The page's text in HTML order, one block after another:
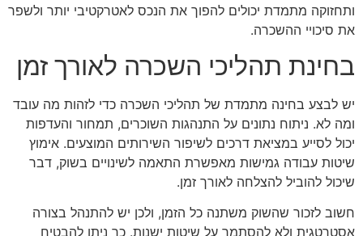
ותחזוקה מתמדת יכולים להפוך את הנכס לאטרקטיבי יותר ולשפר
את סיכויי ההשכרה.
בחינת תהליכי השכרה לאורך זמן
יש לבצע בחינה מתמדת של תהליכי השכרה כדי לזהות מה עובד
ומה לא. ניתוח נתונים על התנהגות השוכרים, תמחור והעדפות
יכול לסייע במציאת דרכים לשיפור השירותים המוצעים. אימוץ
שיטות עבודה גמישות מאפשרת התאמה לשינויים בשוק, דבר
שיכול להוביל להצלחה לאורך זמן.
חשוב לזכור שהשוק משתנה כל הזמן, ולכן יש להתנהל בצורה
אסטרטגית ולא להסתמך על שיטות ישנות. כך ניתן להבטיח